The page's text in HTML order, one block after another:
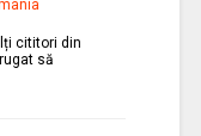
cititori din
să